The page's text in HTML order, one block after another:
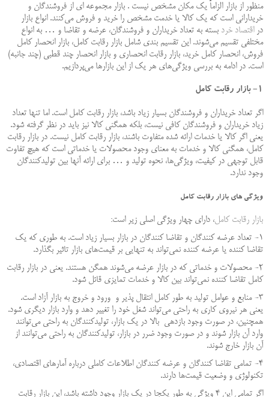
منظور از بازار الزاماً یک مکان مشخص نیست . بازار مجموعه ای از فروشندگان و
خریدارانی است که یک کالا یا خدمت مشخص را خرید و فروش می‌کنند. انواع بازار
دراقتصاد خرد بسته به تعداد خریداران و فروشندگان، عرضه و تقاضا و … به انواع
مختلفی تقسیم می‌شوند. این تقسیم بندی شامل بازار رقابت کامل، بازار انحصار کامل
فروش، انحصار کامل خرید، بازار رقابت انحصاری و بازار انحصار چند قطبی (چند جانبه)
است. در ادامه به بررسی ویژگی‌های هر یک از این بازارها می‌پردازیم.
۱- بازار رقابت کامل
اگر تعداد خریداران و فروشندگان بسیار زیاد باشد، بازار رقابت کامل است. اما تنها تعداد
زیاد خریداران و فروشندگان کافی نیست، بلکه همگنی کالا نیز باید در نظر گرفته شود.
یعنی اگر کالا یا خدمات ارائه شده متفاوت باشند، بازار رقابت کامل نیست. در بازار رقابت
کامل، همگنی کالا و خدمات به معنای وجود محصولات یا خدماتی است که هیچ تفاوت
قابل توجهی در کیفیت، ویژگی‌ها، نحوه تولید و … برای ارائه آنها بین تولیدکنندگان
وجود ندارد.
ویژگی‌ های بازار رقابت کامل
بازار رقابت کامل، دارای چهار ویژگی اصلی زیر است:
۱- تعداد عرضه کنندگان و تقاضا کنندگان در بازار بسیار زیاد است. به طوری که یک
تقاضا کننده یا عرضه کننده نمی‌تواند به تنهایی بر قیمت‌های بازار تاثیر بگذارد.
۲- محصولات و خدماتی که در بازار عرضه می‌شوند همگن هستند. یعنی در بازار رقابت
کامل تقاضا کننده نمی‌تواند بین کالا و خدمات تمایزی قائل شود.
۳- منابع و عوامل تولید به طور کامل انتقال پذیر و ورود و خروج به بازار آزاد است.
یعنی هر نیروی کاری به راحتی می‌تواند شغل خود را تغییر دهد و وارد بازار دیگری شود.
همچنین، در صورت وجود بازدهی بالا در یک بازار، تولیدکنندگان به راحتی می‌توانند
وارد آن بازار شوند و در صورت وجود ضرر در بازار، تولیدکنندگان به راحتی می‌توانند از
آن بازار خارج شوند.
۴- تمامی تقاضا کنندگان و عرضه کنندگان اطلاعات کاملی درباره آمارهای اقتصادی،
تکنولوژی و وضعیت قیمت‌ها دارند.
اگر تمامی این ۴ ویژگی به طور یکجا در یک بازار وجود داشته باشد، این بازار رقابت